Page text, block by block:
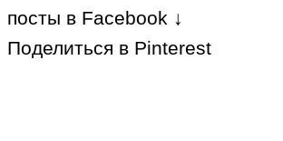
посты в Facebook ↓
Поделиться в Pinterest